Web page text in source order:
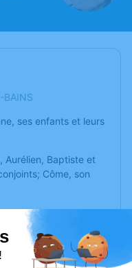
BAINS
ses enfants et leurs
Aurélien, Baptiste et
Côme, son
décès de